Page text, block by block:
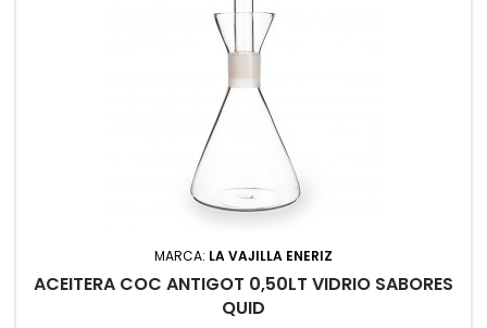
MARCA: LA VAJILLA ENERIZ
ACEITERA COC ANTIGOT 0,50LT VIDRIO SABORES
QUID